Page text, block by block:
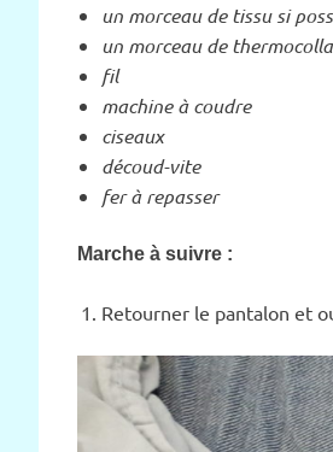
un morceau de tissu si
un morceau de
fil
machine à coudre
ciseaux
découd-vite
fer à repasser
Marche à suivre :
Retourner le pantalon et